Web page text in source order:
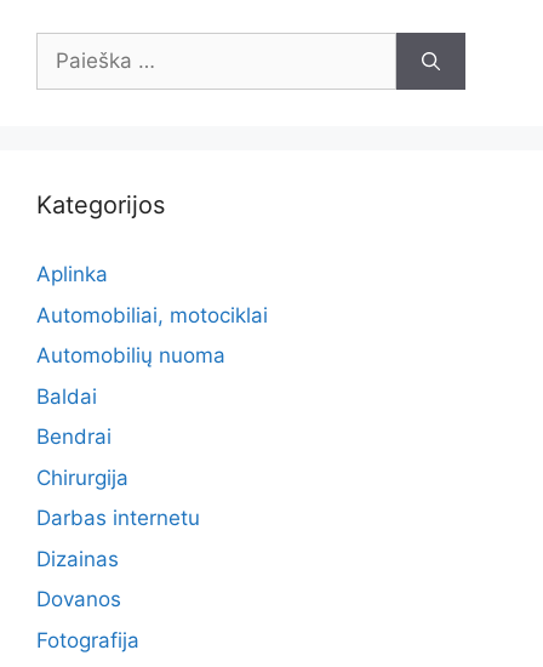
Ieškoti:
Kategorijos
Aplinka
Automobiliai, motociklai
Automobilių nuoma
Baldai
Bendrai
Chirurgija
Darbas internetu
Dizainas
Dovanos
Fotografija